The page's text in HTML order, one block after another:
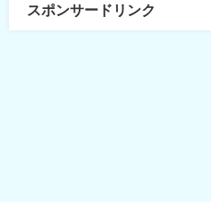
スポンサードリンク